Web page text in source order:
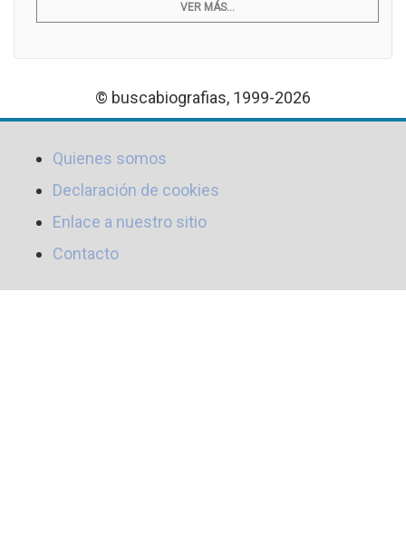
VER MÁS...
© buscabiografias, 1999-2026
Quienes somos
Declaración de cookies
Enlace a nuestro sitio
Contacto